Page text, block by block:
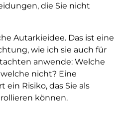
die Sie nicht
Autarkieidee. Das ist eine
wie ich sie auch für
anwende: Welche
nicht? Eine
Risiko, das Sie als
können.